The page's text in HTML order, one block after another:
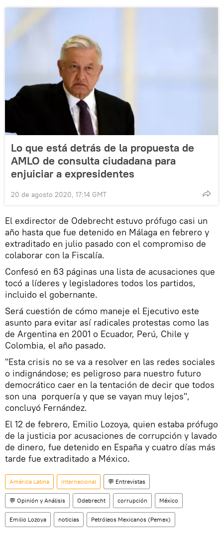
Lo que está detrás de la propuesta de
AMLO de consulta ciudadana para
enjuiciar a expresidentes
20 de agosto 2020, 17:14 GMT
El exdirector de Odebrecht estuvo prófugo casi un
año hasta que fue detenido en Málaga en febrero y
extraditado en julio pasado con el compromiso de
colaborar con la Fiscalía.
Confesó en 63 páginas una lista de acusaciones que
tocó a líderes y legisladores todos los partidos,
incluido el gobernante.
Será cuestión de cómo maneje el Ejecutivo este
asunto para evitar así radicales protestas como las
de Argentina en 2001 o Ecuador, Perú, Chile y
Colombia, el año pasado.
"Esta crisis no se va a resolver en las redes sociales
o indignándose; es peligroso para nuestro futuro
democrático caer en la tentación de decir que todos
son una porquería y que se vayan muy lejos",
concluyó Fernández.
El 12 de febrero, Emilio Lozoya, quien estaba prófugo
de la justicia por acusaciones de corrupción y lavado
de dinero, fue detenido en España y cuatro días más
tarde fue extraditado a México.
América Latina Internacional 💬 Entrevistas
💬 Opinión y Análisis Odebrecht corrupción México
Emilio Lozoya noticias Petróleos Mexicanos (Pemex)